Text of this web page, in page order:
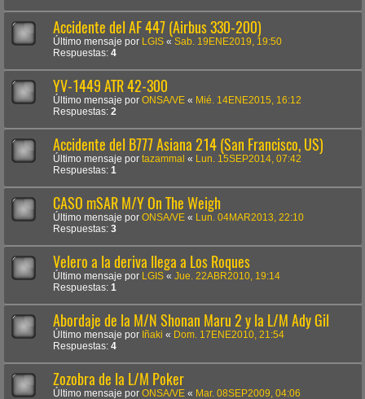
Accidente del AF 447 (Airbus 330-200)
Último mensaje por LGIS « Sab. 19ENE2019, 19:50
Respuestas: 4
YV-1449 ATR 42-300
Último mensaje por ONSA/VE « Mié. 14ENE2015, 16:12
Respuestas: 2
Accidente del B777 Asiana 214 (San Francisco, US)
Último mensaje por tazammal «
Lun. 15SEP2014, 07:42
Respuestas: 1
CASO mSAR M/Y On The Weigh
Último mensaje por ONSA/VE «
Lun. 04MAR2013, 22:10
Respuestas: 3
Velero a la deriva llega a Los Roques
Último mensaje por LGIS « Jue. 22ABR2010, 19:14
Respuestas: 1
Abordaje de la M/N Shonan Maru 2 y la L/M Ady Gil
Último mensaje por Iñaki « Dom. 17ENE2010, 21:54
Respuestas: 4
Zozobra de la L/M Poker
Último mensaje por ONSA/VE « Mar. 08SEP2009, 04:06